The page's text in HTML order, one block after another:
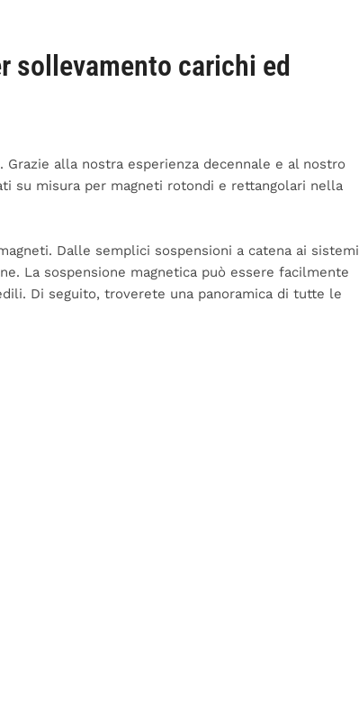
sollevamento carichi ed
alla nostra esperienza decennale e al nostro
su misura per magneti rotondi e rettangolari nella
Dalle semplici sospensioni a catena ai sistemi
La sospensione magnetica può essere facilmente
Di seguito, troverete una panoramica di tutte le